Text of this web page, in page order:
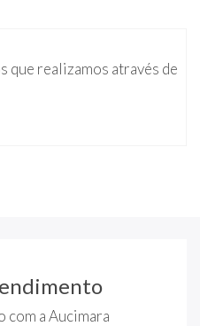
que realizamos através de
com a Aucimara